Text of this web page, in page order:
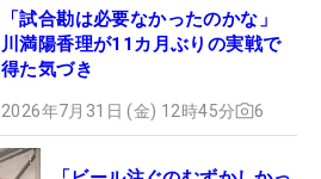
「試合勘は必要なかったのかな」
川満陽香理が11カ月ぶりの実戦で
得た気づき
2026年7月31日 (金) 12時45分 6